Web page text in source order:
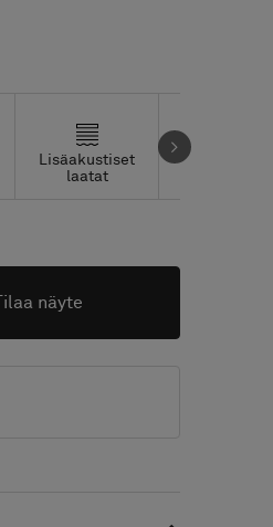
Lisäakustiset
laatat
Studio Tiles
Tilaa näyte